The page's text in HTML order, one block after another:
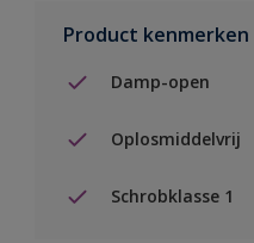
Product kenmerken
Damp-open
Oplosmiddelvrij
Schrobklasse 1